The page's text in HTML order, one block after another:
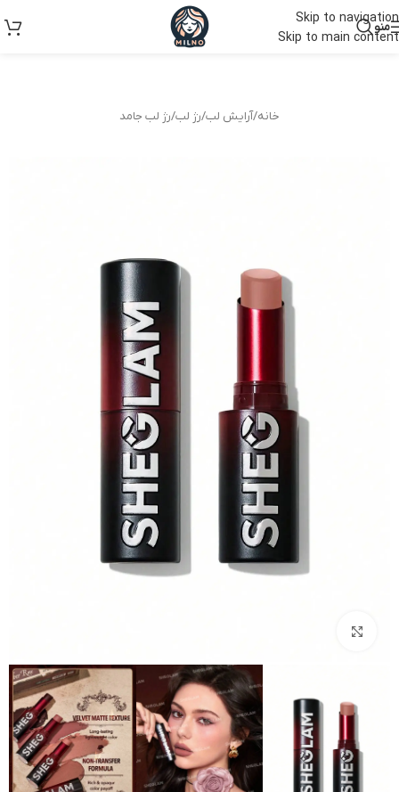
Skip to navigation
Skip to main content
منو
خانه/آرایش لب/رژ لب/رژ لب جامد